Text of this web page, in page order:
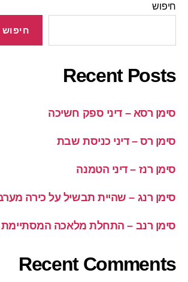
חיפוש
חיפוש
Recent Posts
סימן רסא – דיני ספק חשיכה
סימן רס – דיני כניסת שבת
סימן רנז – דיני הטמנה
סימן רנג – שהיית תבשיל על כירה
סימן רנב – התחלת מלאכה
Recent Comments